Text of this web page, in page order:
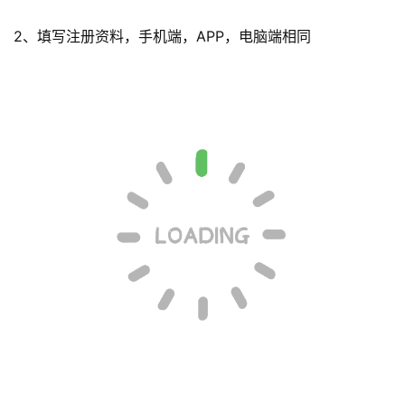
2、填写注册资料，手机端，APP，电脑端相同